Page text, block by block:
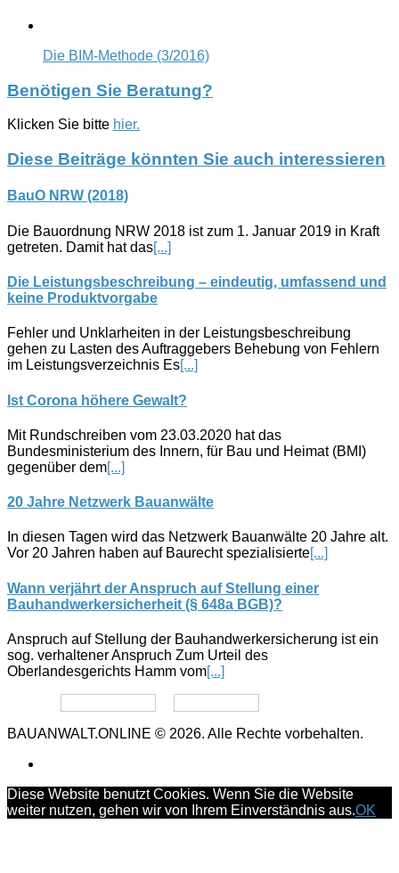
Die BIM-Methode (3/2016)
Benötigen Sie Beratung?
Klicken Sie bitte hier.
Diese Beiträge könnten Sie auch interessieren
BauO NRW (2018)
Die Bauordnung NRW 2018 ist zum 1. Januar 2019 in Kraft
getreten. Damit hat das[...]
Die Leistungsbeschreibung – eindeutig, umfassend und
keine Produktvorgabe
Fehler und Unklarheiten in der Leistungsbeschreibung
gehen zu Lasten des Auftraggebers Behebung von Fehlern
im Leistungsverzeichnis Es[...]
Ist Corona höhere Gewalt?
Mit Rundschreiben vom 23.03.2020 hat das
Bundesministerium des Innern, für Bau und Heimat (BMI)
gegenüber dem[...]
20 Jahre Netzwerk Bauanwälte
In diesen Tagen wird das Netzwerk Bauanwälte 20 Jahre alt.
Vor 20 Jahren haben auf Baurecht spezialisierte[...]
Wann verjährt der Anspruch auf Stellung einer
Bauhandwerkersicherheit (§ 648a BGB)?
Anspruch auf Stellung der Bauhandwerkersicherung ist ein
sog. verhaltener Anspruch Zum Urteil des
Oberlandesgerichts Hamm vom[...]
BAUANWALT.ONLINE © 2026. Alle Rechte vorbehalten.
Diese Website benutzt Cookies. Wenn Sie die Website
weiter nutzen, gehen wir von Ihrem Einverständnis aus.OK